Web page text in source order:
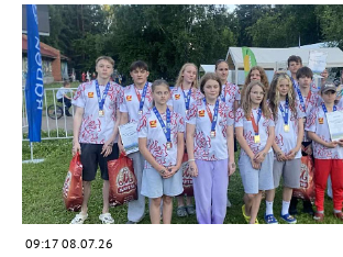
экспедициями и тренировками старшие
финишировали вторыми, а их товарищи из
третьими. В соревновательной программе
видеоролик, а также викторина, конкурс
экспотнатов и «профессиональный» этап
«Эксгумация. Документирование работ», где
лидировала, а старшие взяли бронзу. Всего
привезли 13 наград разного достоинства. В
представители отряда стали вице-
замкнули тройку лучших.
09:17 08.07.26